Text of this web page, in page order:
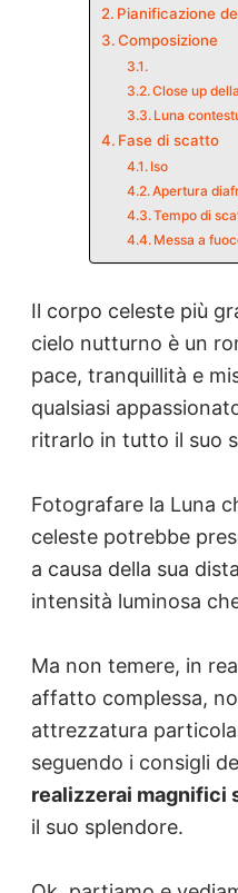
Pianificazione
Composizione
Close up
Luna
Fase di scatto
Iso
Apertura
Tempo di
Messa a
Il corpo celeste più
cielo nutturno è un
pace, tranquillità e
qualsiasi
ritrarlo in tutto il suo
Fotografare la Luna
celeste potrebbe
a causa della sua
intensità luminosa
Ma non temere, in
affatto complessa,
attrezzatura
seguendo i consigli
realizzerai magnifici
il suo splendore.